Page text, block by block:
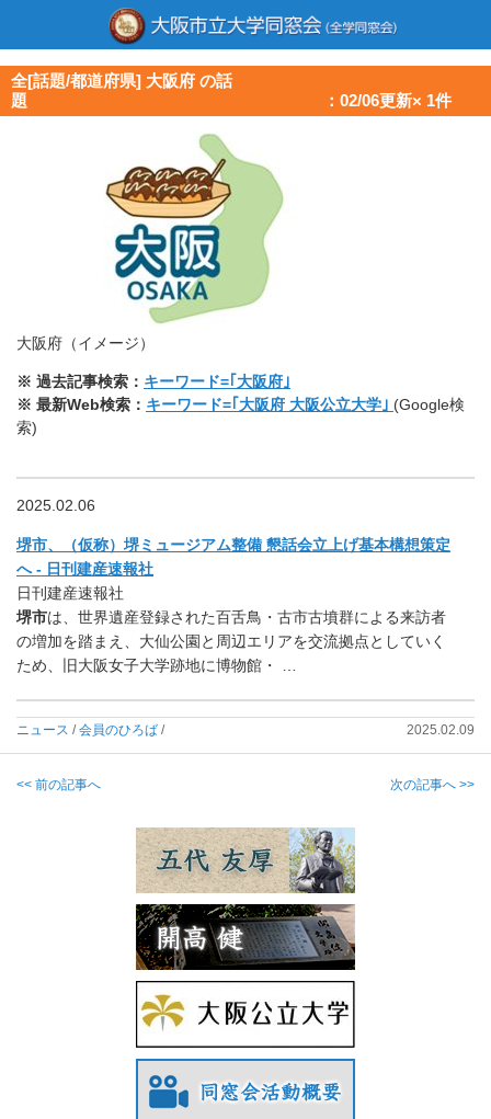
全[話題/都道府県] 大阪府 の話
題 ：02/06更新× 1件
大阪府（イメージ）
※ 過去記事検索： キーワード=｢大阪府｣
※ 最新Web検索： キーワード=｢大阪府 大阪公立大学｣ (Google検
索)
2025.02.06
堺市、（仮称）堺ミュージアム整備 懇話会立上げ基本構想策定
へ - 日刊建産速報社
日刊建産速報社
堺市は、世界遺産登録された百舌鳥・古市古墳群による来訪者
の増加を踏まえ、大仙公園と周辺エリアを交流拠点としていく
ため、旧大阪女子大学跡地に博物館・ …
ニュース /会員のひろば / 2025.02.09
<< 前の記事へ 次の記事へ >>